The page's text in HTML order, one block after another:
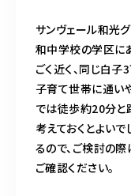
サンヴェール和光
和中学校の学区に
ごく近く、同じ白
子育て世帯に通い
では徒歩約20分と
考えておくとよい
るので、ご検討の
ご確認ください。